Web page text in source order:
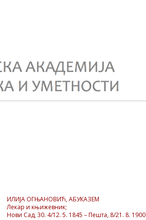
ИЛИЈА ОГЊАНОВИЋ, АБУКАЗЕМ
Лекар и књижевник;
Нови Сад, 30. 4/12. 5. 1845 – Пешта, 8/21. 8. 1900